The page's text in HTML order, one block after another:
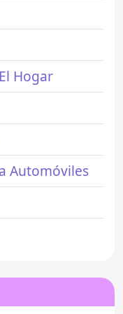
Hogar
Automóviles